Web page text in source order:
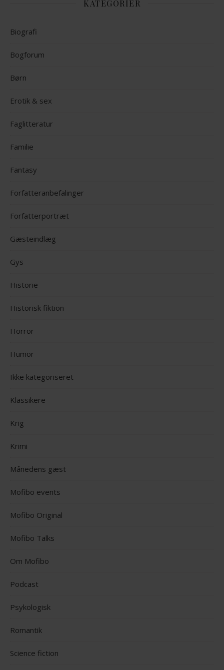
KATEGORIER
Biografi
Bogforum
Børn
Erotik & sex
Faglitteratur
Familie
Fantasy
Forfatteranbefalinger
Forfatterportræt
Gæsteindlæg
Gys
Historie
Historisk fiktion
Horror
Humor
Ikke kategoriseret
Klassikere
Krig
Krimi
Månedens gæst
Mofibo events
Mofibo Original
Mofibo Talks
Om Mofibo
Podcast
Psykologisk
Romantik
Science fiction